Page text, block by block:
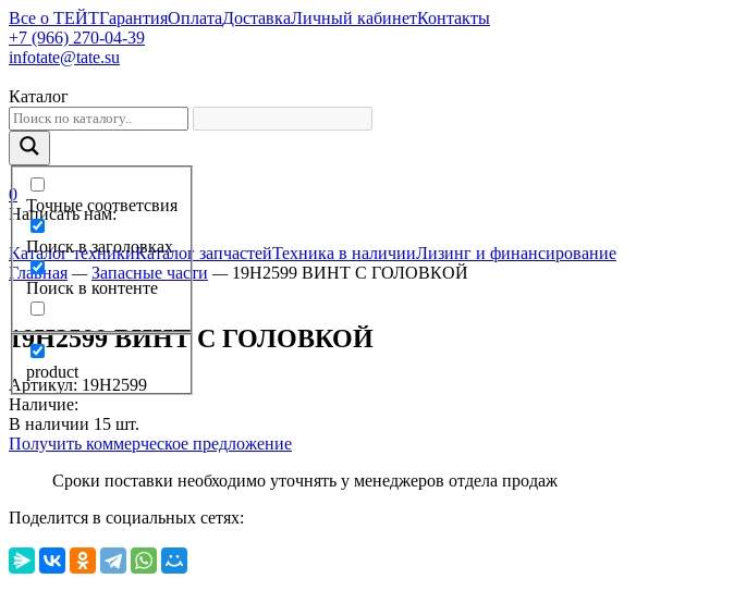
Все о ТЕЙТГарантияОплатаДоставкаЛичный кабинетКонтакты
+7 (966) 270-04-39
infotate@tate.su
Каталог
Точные соответсвия
Поиск в заголовках
Поиск в контенте
product
0
Написать нам:
Каталог техникиКаталог запчастейТехника в наличииЛизинг и финансирование
Главная — Запасные части — 19H2599 ВИНТ С ГОЛОВКОЙ
19H2599 ВИНТ С ГОЛОВКОЙ
Артикул: 19H2599
Наличие:
В наличии 15 шт.
Получить коммерческое предложение
Сроки поставки необходимо уточнять у менеджеров отдела продаж
Поделится в социальных сетях: